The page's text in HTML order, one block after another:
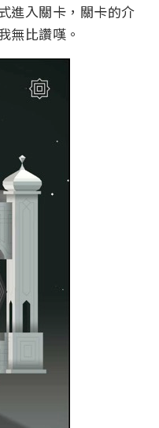
進入關卡，關卡的介
無比讚嘆。